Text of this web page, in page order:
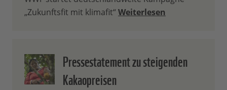
„Zukunftsfit mit klimafit“ Weiterlesen
Pressestatement zu steigenden
Kakaopreisen